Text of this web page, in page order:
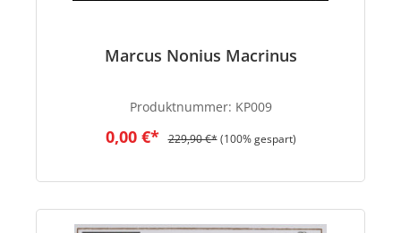
Marcus Nonius Macrinus
Produktnummer: KP009
0,00 €* 229,90 €* (100% gespart)